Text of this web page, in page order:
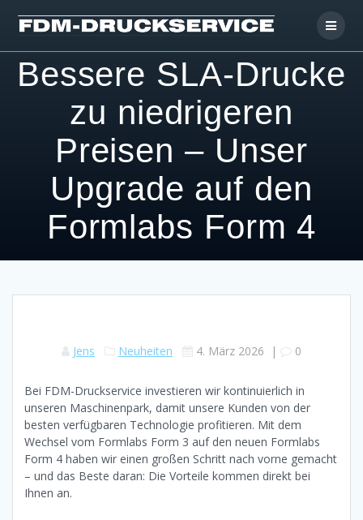
to
Bessere SLA-Drucke
zu niedrigeren
Preisen – Unser
Upgrade auf den
Formlabs Form 4
Jens Neuheiten 4. März 2026 | 0
Bei FDM-Druckservice investieren wir kontinuierlich in
unseren Maschinenpark, damit unsere Kunden von der
besten verfügbaren Technologie profitieren. Mit dem
Wechsel vom Formlabs Form 3 auf den neuen Formlabs
Form 4 haben wir einen großen Schritt nach vorne gemacht
– und das Beste daran: Die Vorteile kommen direkt bei
Ihnen an.